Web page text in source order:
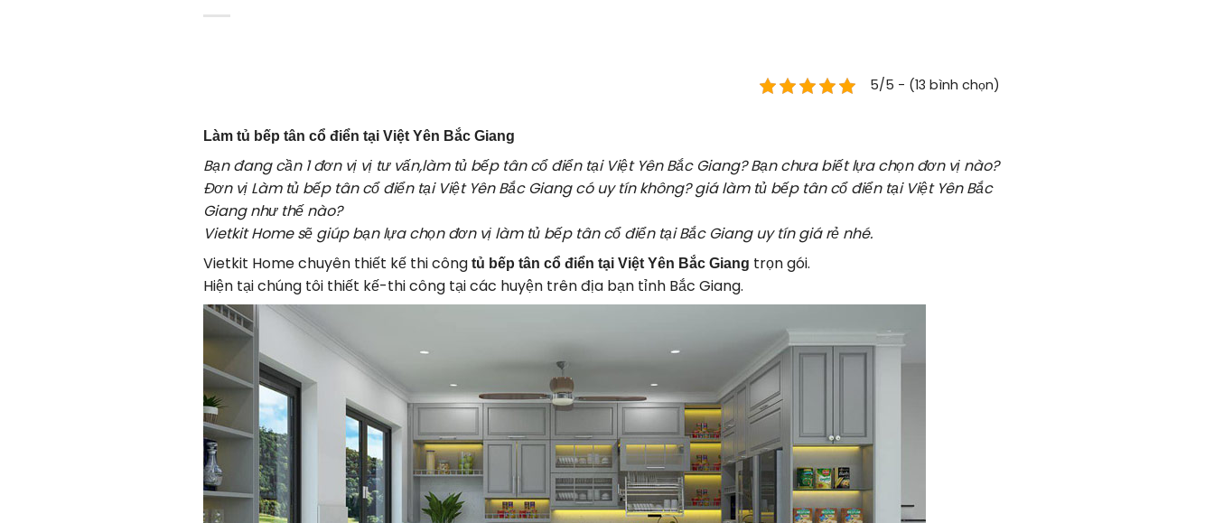
5/5 - (13 bình chọn)
Làm tủ bếp tân cổ điển tại Việt Yên Bắc Giang
Bạn đang cần 1 đơn vị vị tư vấn,làm tủ bếp tân cổ điển tại Việt Yên Bắc Giang? Bạn chưa biết lựa chọn đơn vị nào?
Đơn vị Làm tủ bếp tân cổ điển tại Việt Yên Bắc Giang có uy tín không? giá làm tủ bếp tân cổ điển tại Việt Yên Bắc
Giang như thế nào?
Vietkit Home sẽ giúp bạn lựa chọn đơn vị làm tủ bếp tân cổ điển tại Bắc Giang uy tín giá rẻ nhé.
Vietkit Home chuyên thiết kế thi công tủ bếp tân cổ điển tại Việt Yên Bắc Giang trọn gói.
Hiện tại chúng tôi thiết kế-thi công tại các huyện trên địa bạn tỉnh Bắc Giang.